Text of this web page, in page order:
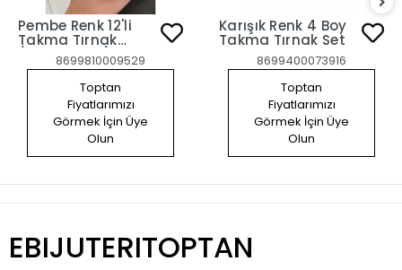
Pembe Renk 12'li
Takma Tırnak
(Yapıştırıcılı)
8699810009529
Toptan
Fiyatlarımızı
Görmek İçin Üye
Olun
Karışık Renk 4 Boy
Takma Tırnak Set
8699400073916
Toptan
Fiyatlarımızı
Görmek İçin Üye
Olun
EBIJUTERITOPTAN